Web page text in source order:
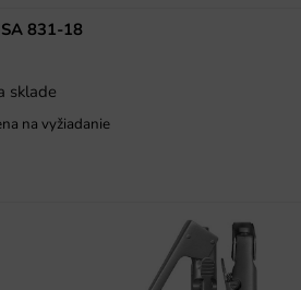
831-18
sklade
na vyžiadanie